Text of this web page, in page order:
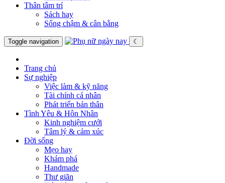
Thân tâm trí
Sách hay
Sống chậm & cân bằng
Toggle navigation ☾
Trang chủ
Sự nghiệp
Việc làm & kỹ năng
Tài chính cá nhân
Phát triển bản thân
Tình Yêu & Hôn Nhân
Kinh nghiệm cưới
Tâm lý & cảm xúc
Đời sống
Mẹo hay
Khám phá
Handmade
Thư giãn